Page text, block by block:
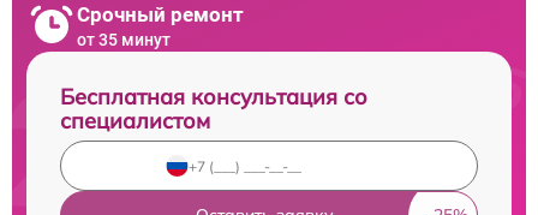
Срочный ремонт
от 35 минут
Бесплатная консультация со
специалистом